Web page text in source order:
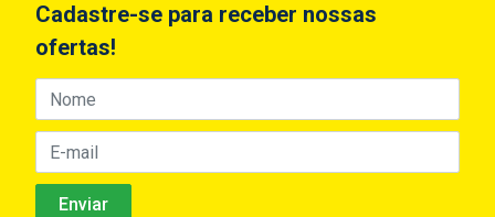
Cadastre-se para receber nossas
ofertas!